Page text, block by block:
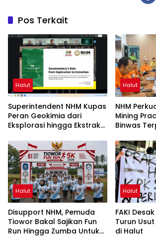
Pos Terkait
Halut
Superintendent NHM Kupas
Peran Geokimia dari
Eksplorasi hingga Ekstraksi
UNG
Halut
NHM
Mining
Binwas
Halut
Disupport NHM, Pemuda
Tiowor Bakal Sajikan Fun
Run Hingga Zumba Untuk
Halut
FAKI
Turun
di Halut